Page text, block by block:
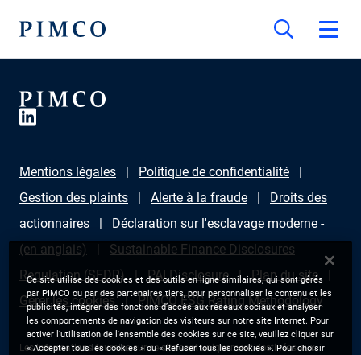
Mentions légales
Politique de confidentialité
Gestion des plaints
Alerte à la fraude
Droits des
actionnaires
Déclaration sur l'esclavage moderne -
(en anglais)
Sustainable Finance Disclosures
Regulation (SFDR)
PAI Disclosure
Plan du site
Gérer les cookies
PIMCO ESG Rating Methodology
Les informations fournies sur ce site sont uniquement destinées aux
Ce site utilise des cookies et des outils en ligne similaires, qui sont gérés
par PIMCO ou par des partenaires tiers, pour personnaliser le contenu et les
publicités, intégrer des fonctions d’accès aux réseaux sociaux et analyser
les comportements de navigation des visiteurs sur notre site Internet. Pour
activer l'utilisation de l'ensemble des cookies sur ce site, veuillez cliquer sur
« Accepter tous les cookies » ou « Refuser tous les cookies ». Pour choisir